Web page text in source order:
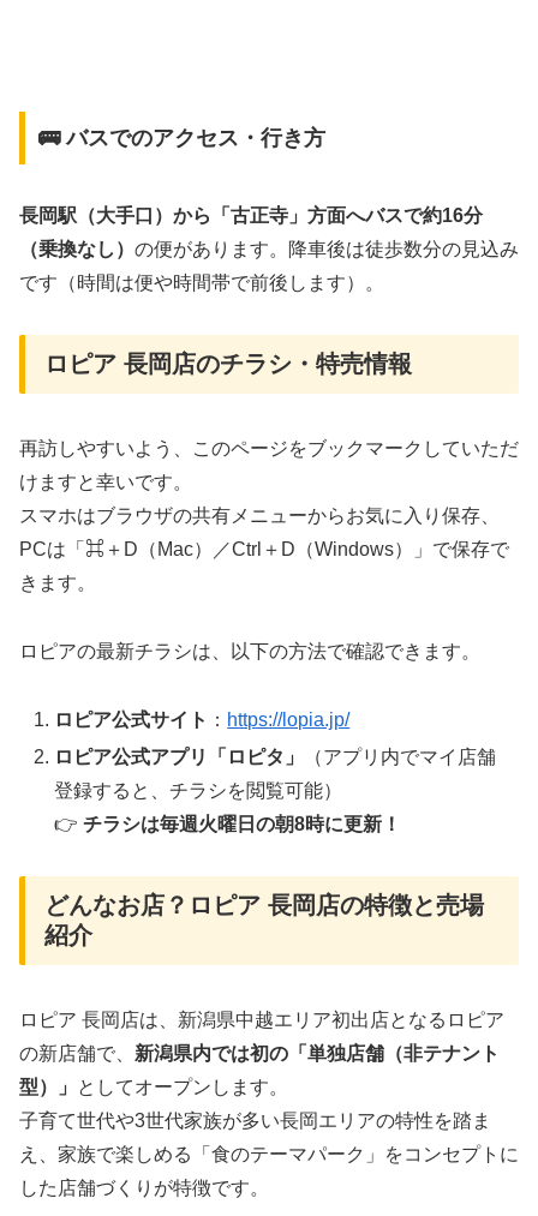
🚌 バスでのアクセス・行き方
長岡駅（大手口）から「古正寺」方面へバスで約16分
（乗換なし） の便があります。降車後は徒歩数分の見込み
です（時間は便や時間帯で前後します）。
ロピア 長岡店のチラシ・特売情報
再訪しやすいよう、このページをブックマークしていただ
けますと幸いです。
スマホはブラウザの共有メニューからお気に入り保存、
PCは「⌘＋D（Mac）／Ctrl＋D（Windows）」で保存で
きます。
ロピアの最新チラシは、以下の方法で確認できます。
ロピア公式サイト ： https://lopia.jp/
ロピア公式アプリ「ロピタ」
（アプリ内でマイ店舗
登録すると、チラシを閲覧可能）
👉チラシは毎週火曜日の朝8時に更新！
どんなお店？ロピア 長岡店の特徴と売場
紹介
ロピア 長岡店は、新潟県中越エリア初出店となるロピア
の新店舗で、 新潟県内では初の「単独店舗（非テナント
型）」
としてオープンします。
子育て世代や3世代家族が多い長岡エリアの特性を踏ま
え、家族で楽しめる「食のテーマパーク」をコンセプトに
した店舗づくりが特徴です。